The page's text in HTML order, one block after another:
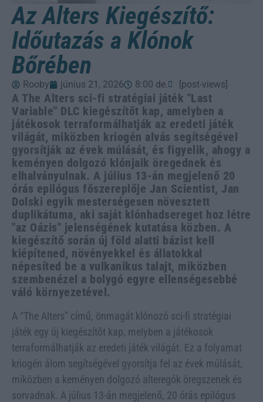
Az Alters Kiegészítő:
Időutazás a Klónok
Bőrében
Rooby június 21, 2026 8:00 de. [post-views]
A The Alters sci-fi stratégiai játék "Last
Variable" DLC kiegészítőt kap, amelyben a
játékosok terraformálhatják az eredeti játék
világát, miközben kriogén alvás segítségével
gyorsítják az évek múlását, és figyelik, ahogy a
keményen dolgozó klónjaik öregednek és
elhalványulnak. A július 13-án megjelenő 20
órás epilógus főszereplője Jan Scientist, Jan
Dolski egyik mesterségesen növesztett
duplikátuma, aki saját klónhadsereget hoz létre
"az Oázis" jelenségének kutatása közben. A
kiegészítő során új föld alatti bázist kell
kiépítened, növényekkel és állatokkal
népesíted be a vulkanikus talajt, miközben
szembenézel a bolygó egyre ellenségesebbé
váló környezetével.
A “The Alters” című, önmagát klónozó sci-fi stratégiai
játék egy új kiegészítőt kap, melyben a játékosok
terraformálhatják az eredeti játék világát. Ez a folyamat
kriogén álom segítségével gyorsítja fel az évek múlását,
miközben a keményen dolgozó alteregók öregszenek és
sorvadnak. A július 13-án megjelenő, 20 órás epilógus